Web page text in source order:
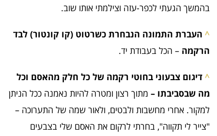
בהמשך הגעתי לכפר-עזה וצילמתי אותו שוב.
^ העברת התמונה הנבחרת כשרטוט (קו קונטור) לבד
הרקמה – הכל בעבודת יד.
^ דיגום צבעוני בחוטי רקמה של כל חלק מהאסם וכל
מה שבסביבתו – מתוך רצון ומטרה להיות נאמנה ככל הניתן
למקור. אחרי מחשבות ולבטים, ולאור שמה של התערוכה –
"צייר לי תקווה", בחרתי לרקום את האסם שלי בצבעים